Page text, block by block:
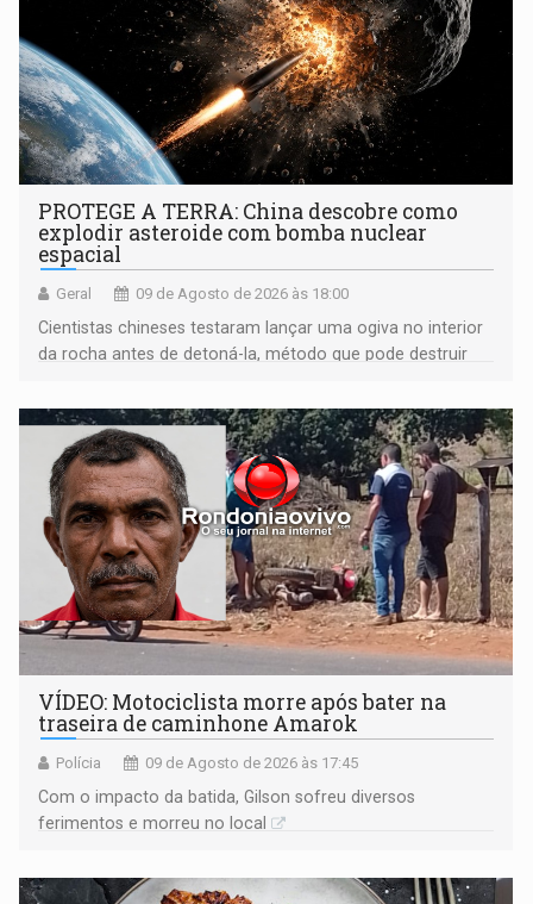
PROTEGE A TERRA: China descobre como
explodir asteroide com bomba nuclear
espacial
Geral 09 de Agosto de 2026 às 18:00
Cientistas chineses testaram lançar uma ogiva no interior
da rocha antes de detoná-la, método que pode destruir
VÍDEO: Motociclista morre após bater na
traseira de caminhone Amarok
Polícia 09 de Agosto de 2026 às 17:45
​Com o impacto da batida, Gilson sofreu diversos
ferimentos e morreu no local